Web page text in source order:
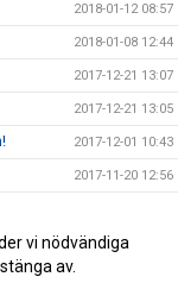
2018-01-12 08:57
2018-01-08 12:44
2017-12-21 13:07
2017-12-21 13:05
2017-12-01 10:43
2017-11-20 12:56
2017-10-25 15:02
2017-10-03 12:24
vi nödvändiga
av.